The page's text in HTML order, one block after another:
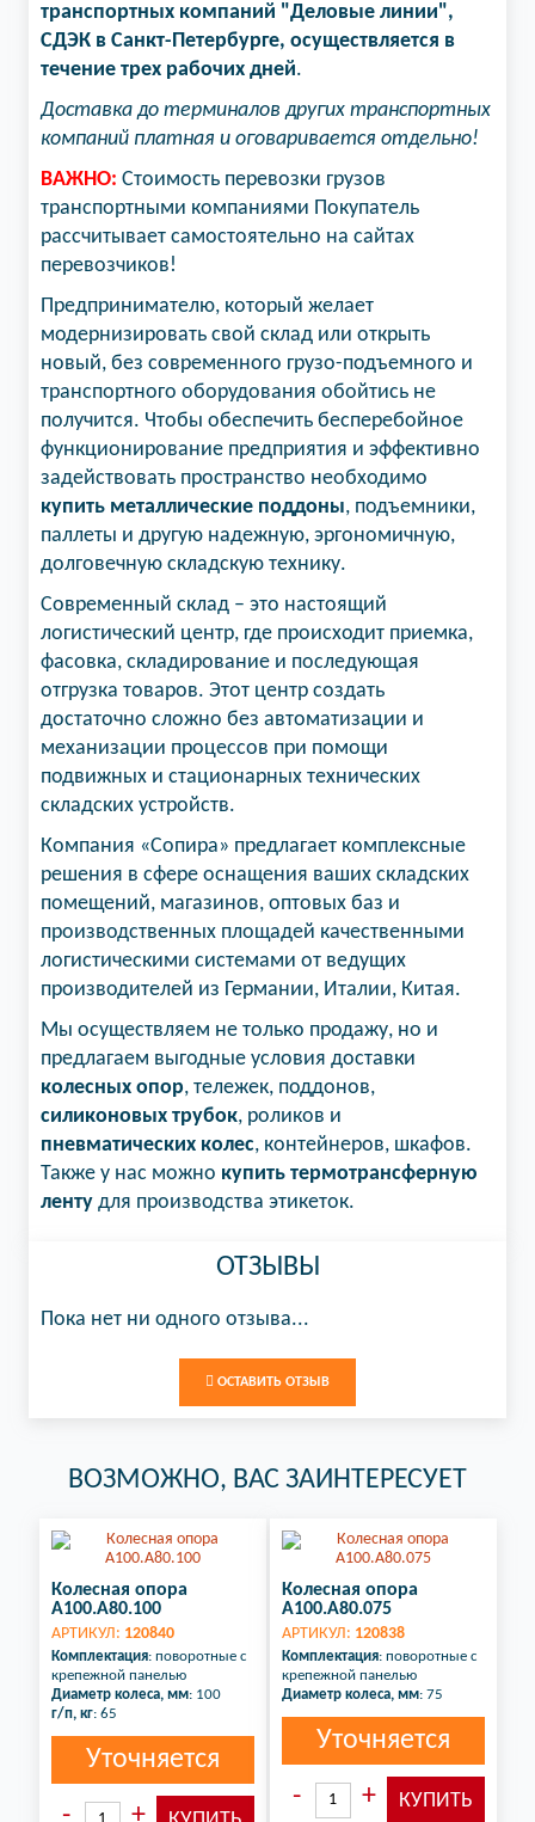
транспортных компаний "Деловые линии",
СДЭК в Санкт-Петербурге, осуществляется в
течение трех рабочих дней.
Доставка до терминалов других транспортных
компаний платная и оговаривается отдельно!
ВАЖНО: Стоимость перевозки грузов
транспортными компаниями Покупатель
рассчитывает самостоятельно на сайтах
перевозчиков!
Предпринимателю, который желает
модернизировать свой склад или открыть
новый, без современного грузо-подъемного и
транспортного оборудования обойтись не
получится. Чтобы обеспечить бесперебойное
функционирование предприятия и эффективно
задействовать пространство необходимо
купить металлические поддоны, подъемники,
паллеты и другую надежную, эргономичную,
долговечную складскую технику.
Современный склад – это настоящий
логистический центр, где происходит приемка,
фасовка, складирование и последующая
отгрузка товаров. Этот центр создать
достаточно сложно без автоматизации и
механизации процессов при помощи
подвижных и стационарных технических
складских устройств.
Компания «Сопира» предлагает комплексные
решения в сфере оснащения ваших складских
помещений, магазинов, оптовых баз и
производственных площадей качественными
логистическими системами от ведущих
производителей из Германии, Италии, Китая.
Мы осуществляем не только продажу, но и
предлагаем выгодные условия доставки
колесных опор, тележек, поддонов,
силиконовых трубок, роликов и
пневматических колес, контейнеров, шкафов.
Также у нас можно купить термотрансферную
ленту для производства этикеток.
ОТЗЫВЫ
Пока нет ни одного отзыва...
ОСТАВИТЬ ОТЗЫВ
ВОЗМОЖНО, ВАС ЗАИНТЕРЕСУЕТ
Колесная опора
A100.A80.100
АРТИКУЛ: 120840
Комплектация: поворотные с
крепежной панелью
Диаметр колеса, мм: 100
г/п, кг: 65
Уточняется
Колесная опора
A100.A80.075
АРТИКУЛ: 120838
Комплектация: поворотные с
крепежной панелью
Диаметр колеса, мм: 75
Уточняется